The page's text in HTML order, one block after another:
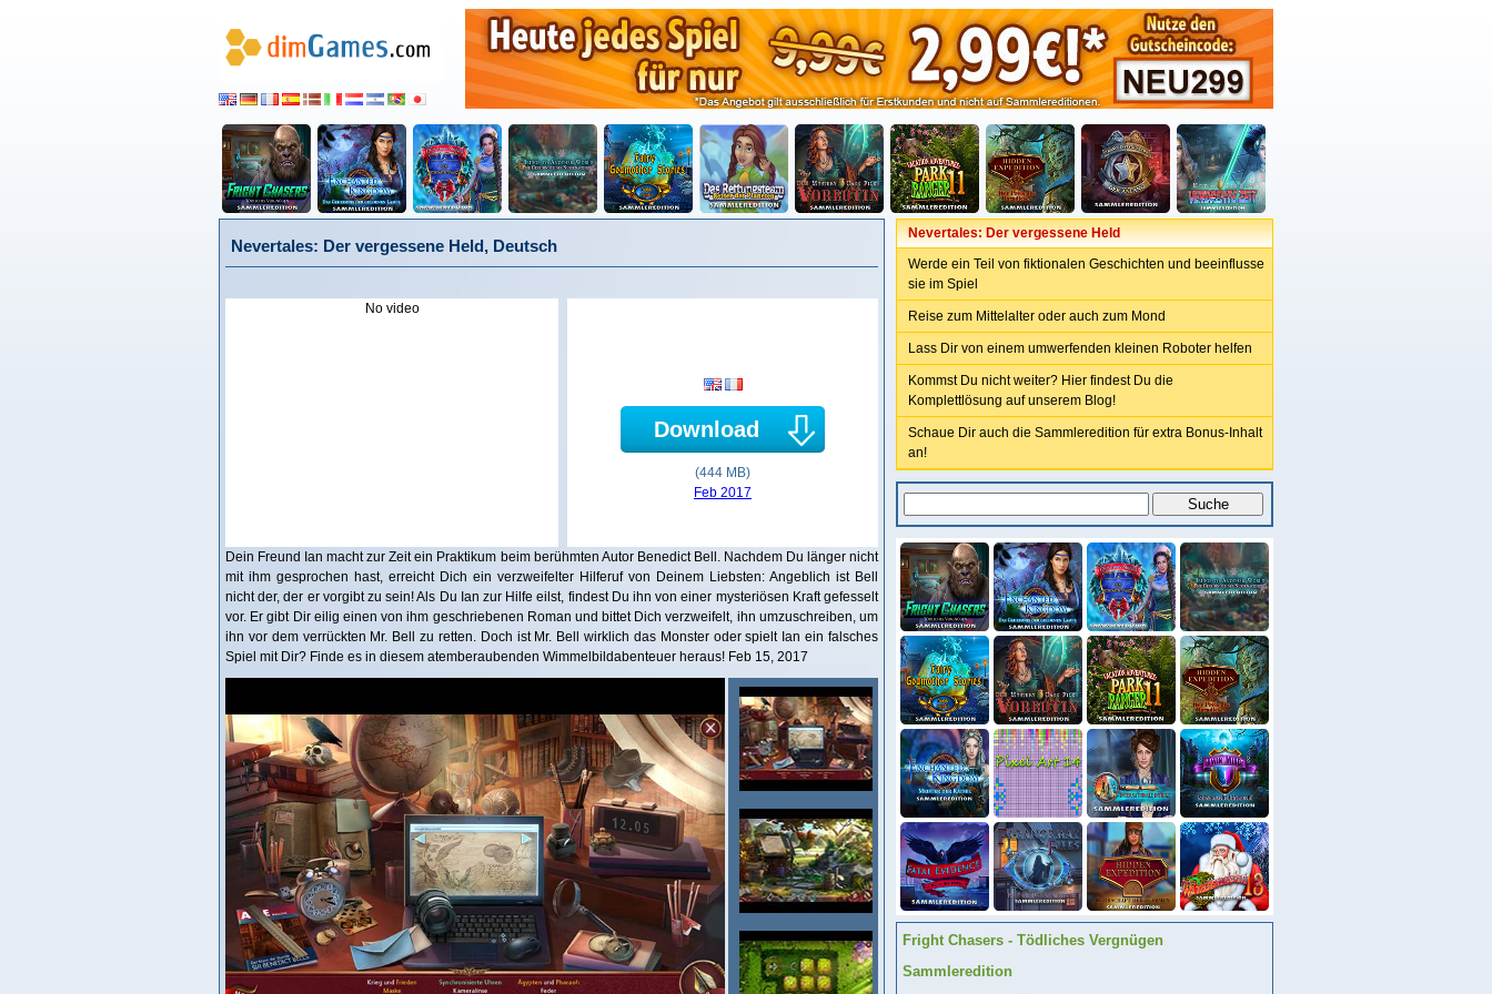
Nevertales: Der vergessene Held, Deutsch
No video
Download
(444 MB)
Feb 2017
Dein Freund Ian macht zur Zeit ein Praktikum beim berühmten Autor Benedict Bell. Nachdem Du länger nicht
mit ihm gesprochen hast, erreicht Dich ein verzweifelter Hilferuf von Deinem Liebsten: Angeblich ist Bell
nicht der, der er vorgibt zu sein! Als Du Ian zur Hilfe eilst, findest Du ihn von einer mysteriösen Kraft gefesselt
vor. Er gibt Dir eilig einen von ihm geschriebenen Roman und bittet Dich verzweifelt, ihn umzuschreiben, um
ihn vor dem verrückten Mr. Bell zu retten. Doch ist Mr. Bell wirklich das Monster oder spielt Ian ein falsches
Spiel mit Dir? Finde es in diesem atemberaubenden Wimmelbildabenteuer heraus! Feb 15, 2017
Nevertales: Der vergessene Held
Werde ein Teil von fiktionalen Geschichten und beeinflusse
sie im Spiel
Reise zum Mittelalter oder auch zum Mond
Lass Dir von einem umwerfenden kleinen Roboter helfen
Kommst Du nicht weiter? Hier findest Du die
Komplettlösung auf unserem Blog!
Schaue Dir auch die Sammleredition für extra Bonus-Inhalt
an!
Fright Chasers - Tödliches Vergnügen
Sammleredition